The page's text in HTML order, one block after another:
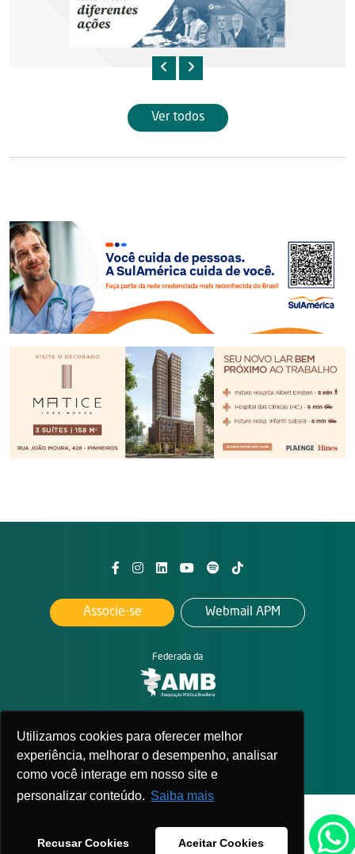
Utilizamos cookies para oferecer melhor
experiência, melhorar o desempenho, analisar
como você interage em nosso site e
personalizar conteúdo. Saiba mais
Recusar Cookies Aceitar Cookies
Ver todos
APM - Associação Paulista de Medicina
Política de privacidade
Federada da
Associe-se Webmail APM